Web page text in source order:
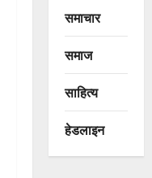
समाचार
समाज
साहित्य
हेडलाइन